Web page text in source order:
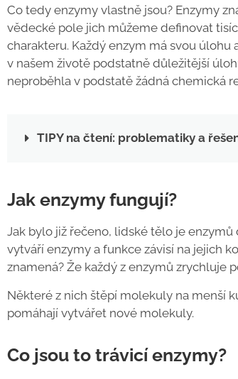
Co tedy enzymy vlastně jsou? Enzymy
vědecké pole jich můžeme definovat
charakteru. Každý enzym má svou
v našem životě podstatně důležitější
neproběhla v podstatě žádná chemická
TIPY na čtení: problematiky a
Jak enzymy fungují?
Jak bylo již řečeno, lidské tělo je
vytváří enzymy a funkce závisí na jejich
znamená? Že každý z enzymů zrychluje
Některé z nich štěpí molekuly na menší
pomáhají vytvářet nové molekuly.
Co jsou to trávicí enzymy?